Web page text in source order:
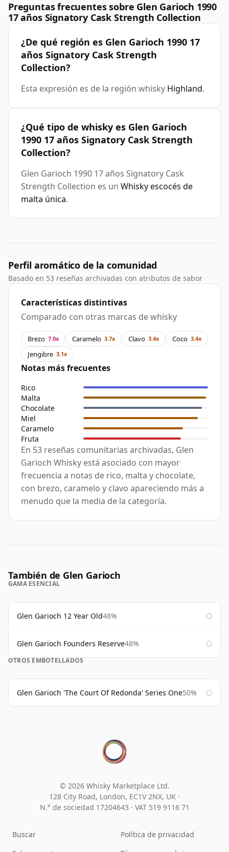
Preguntas frecuentes sobre Glen Garioch 1990
17 años Signatory Cask Strength Collection
¿De qué región es Glen Garioch 1990 17
años Signatory Cask Strength
Collection?
Esta expresión es de la región whisky Highland.
¿Qué tipo de whisky es Glen Garioch
1990 17 años Signatory Cask Strength
Collection?
Glen Garioch 1990 17 años Signatory Cask
Strength Collection es un Whisky escocés de
malta única.
Perfil aromático de la comunidad
Basado en 53 reseñas archivadas con atributos de sabor
Características distintivas
Comparado con otras marcas de whisky
Brezo 7.0x Caramelo 3.7x Clavo 3.4x Coco 3.4x
Jengibre 3.1x
Notas más frecuentes
Rico
Malta
Chocolate
Miel
Caramelo
Fruta
En 53 reseñas comunitarias archivadas, Glen
Garioch Whisky está asociado con mayor
frecuencia a notas de rico, malta y chocolate,
con brezo, caramelo y clavo apareciendo más a
menudo que la media de la categoría.
También de Glen Garioch
GAMA ESENCIAL
Glen Garioch 12 Year Old48%
Glen Garioch Founders Reserve48%
OTROS EMBOTELLADOS
Glen Garioch 'The Court Of Redonda' Series One50%
© 2026 Whisky Marketplace Ltd.
128 City Road, London, EC1V 2NX, UK ·
N.° de sociedad 17204643 · VAT 519 9116 71
Buscar
Política de privacidad